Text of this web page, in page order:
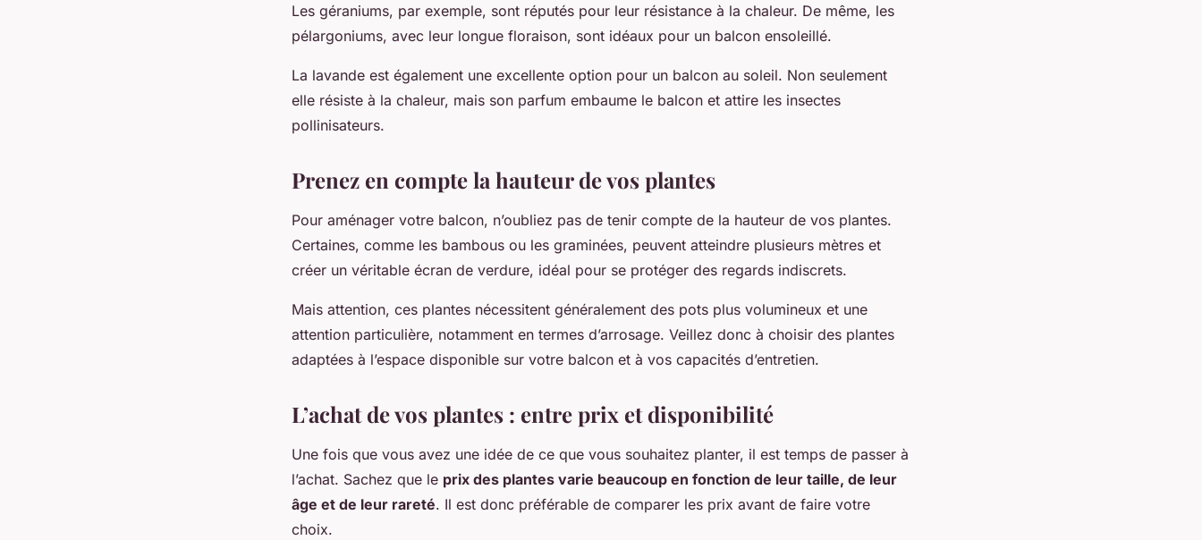
Les géraniums, par exemple, sont réputés pour leur résistance à la chaleur. De même, les
pélargoniums, avec leur longue floraison, sont idéaux pour un balcon ensoleillé.
La lavande est également une excellente option pour un balcon au soleil. Non seulement
elle résiste à la chaleur, mais son parfum embaume le balcon et attire les insectes
pollinisateurs.
Prenez en compte la hauteur de vos plantes
Pour aménager votre balcon, n’oubliez pas de tenir compte de la hauteur de vos plantes.
Certaines, comme les bambous ou les graminées, peuvent atteindre plusieurs mètres et
créer un véritable écran de verdure, idéal pour se protéger des regards indiscrets.
Mais attention, ces plantes nécessitent généralement des pots plus volumineux et une
attention particulière, notamment en termes d’arrosage. Veillez donc à choisir des plantes
adaptées à l’espace disponible sur votre balcon et à vos capacités d’entretien.
L’achat de vos plantes : entre prix et disponibilité
Une fois que vous avez une idée de ce que vous souhaitez planter, il est temps de passer à
l’achat. Sachez que le prix des plantes varie beaucoup en fonction de leur taille, de leur
âge et de leur rareté. Il est donc préférable de comparer les prix avant de faire votre
choix.